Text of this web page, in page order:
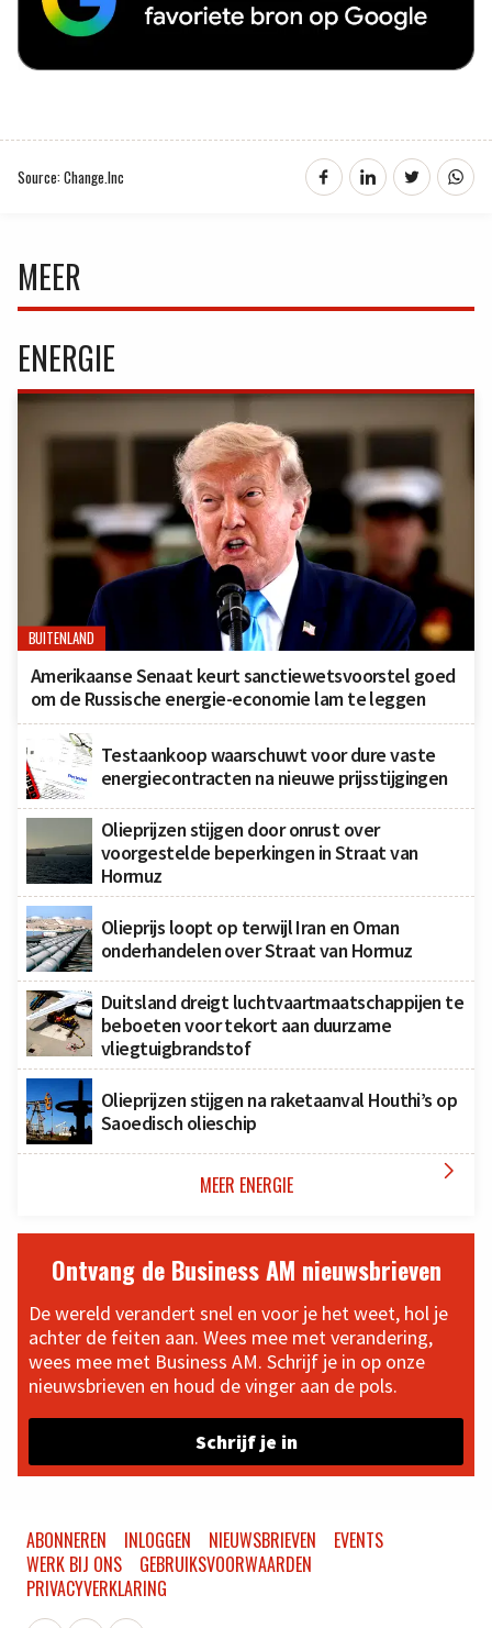
Source: Change.Inc
MEER
ENERGIE
BUITENLAND
Amerikaanse Senaat keurt sanctiewetsvoorstel goed
om de Russische energie-economie lam te leggen
Testaankoop waarschuwt voor dure vaste
energiecontracten na nieuwe prijsstijgingen
Olieprijzen stijgen door onrust over
voorgestelde beperkingen in Straat van
Hormuz
Olieprijs loopt op terwijl Iran en Oman
onderhandelen over Straat van Hormuz
Duitsland dreigt luchtvaartmaatschappijen te
beboeten voor tekort aan duurzame
vliegtuigbrandstof
Olieprijzen stijgen na raketaanval Houthi’s op
Saoedisch olieschip
MEER ENERGIE 
Ontvang de Business AM nieuwsbrieven
De wereld verandert snel en voor je het weet, hol je
achter de feiten aan. Wees mee met verandering,
wees mee met Business AM. Schrijf je in op onze
nieuwsbrieven en houd de vinger aan de pols.
Schrijf je in
ABONNEREN INLOGGEN NIEUWSBRIEVEN
EVENTS
WERK BIJ ONS
GEBRUIKSVOORWAARDEN
PRIVACYVERKLARING